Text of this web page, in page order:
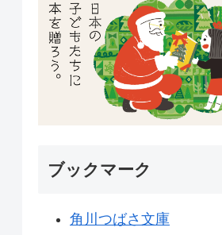
ブックマーク
角川つばさ文庫